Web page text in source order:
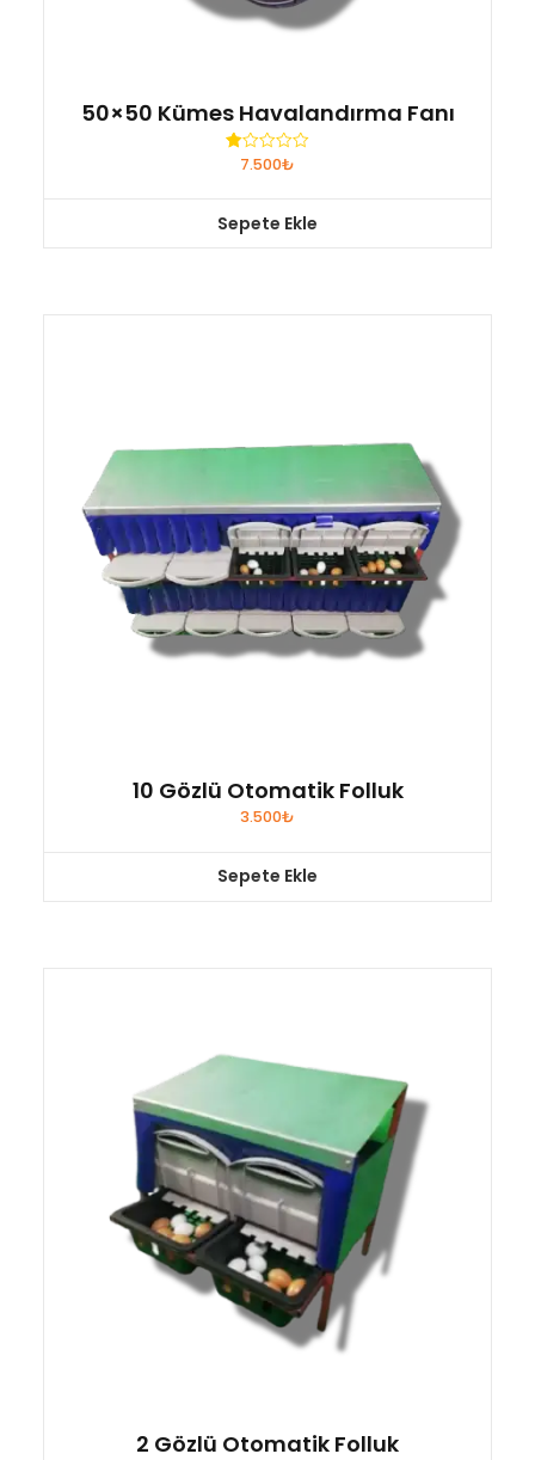
50×50 Kümes Havalandırma Fanı
üzerinden
aldı
7.500₺
Sepete Ekle
10 Gözlü Otomatik Folluk
3.500₺
Sepete Ekle
2 Gözlü Otomatik Folluk